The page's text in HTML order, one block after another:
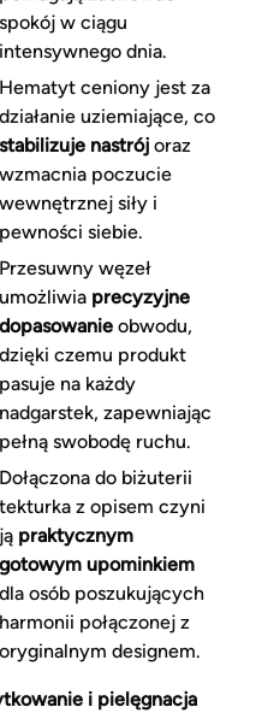
spokój w ciągu
intensywnego dnia.
Hematyt ceniony jest za
działanie uziemiające, co
stabilizuje nastrójoraz
wzmacnia poczucie
wewnętrznej siły i
pewności siebie.
Przesuwny węzeł
umożliwia precyzyjne
dopasowanieobwodu,
dzięki czemu produkt
pasuje na każdy
nadgarstek, zapewniając
pełną swobodę ruchu.
Dołączona do biżuterii
tekturka z opisem czyni
ją praktycznym
gotowym upominkiem
dla osób poszukujących
harmonii połączonej z
oryginalnym designem.
i pielęgnacja